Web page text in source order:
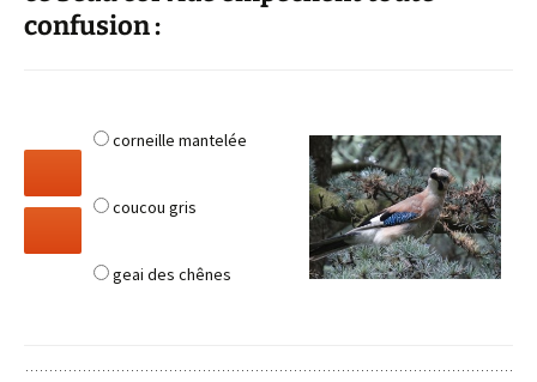
confusion :
corneille mantelée
coucou gris
geai des chênes